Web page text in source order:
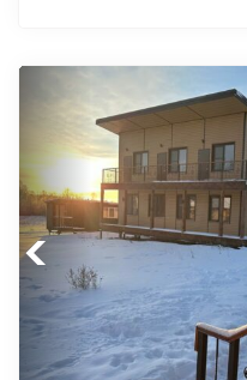
Previous